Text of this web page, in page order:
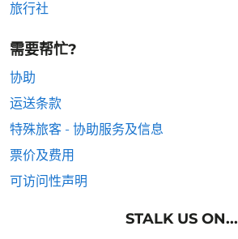
旅行社
需要帮忙?
协助
运送条款
特殊旅客 - 协助服务及信息
票价及费用
可访问性声明
STALK US ON...